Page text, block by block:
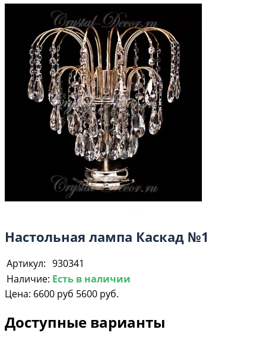
Настольная лампа Каскад №1
Артикул: 930341
Наличие: Есть в наличии
Цена: 6600 руб 5600 руб.
Доступные варианты